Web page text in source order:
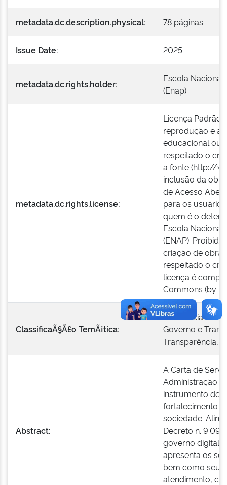
metadata.dc.description.physical: 78 páginas
Issue Date: 2025
metadata.dc.rights.holder:
Escola
(Enap)
metadata.dc.rights.license:
Licença Padrão
reprodução e a
educacional ou
respeitado o
a fonte (http://
inclusão da
de Acesso
para os
quem é o
Escola
(ENAP).
criação de
respeitado o
licença é
Commons (by-
ClassificaÃ§Ã£o TemÃ¡tica:
Excelência na
Governo e
Transparência,
Abstract:
A Carta de
Administração
instrumento de
fortalecimento
sociedade.
Decreto n.
governo digital
apresenta os
bem como
atendimento,